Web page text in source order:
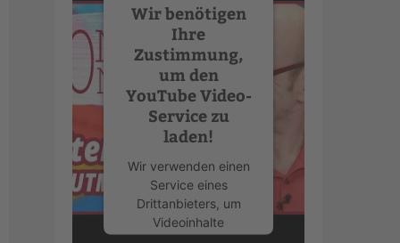
Wir benötigen
Ihre
Zustimmung,
um den
YouTube Video-
Service zu
laden!
Wir verwenden einen
Service eines
Drittanbieters, um
Videoinhalte